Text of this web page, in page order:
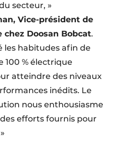
secteur, »
Vice-président de
chez Doosan Bobcat.
les habitudes afin de
100 % électrique
atteindre des niveaux
inédits. Le
nous enthousiasme
efforts fournis pour